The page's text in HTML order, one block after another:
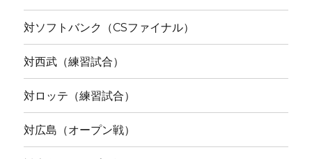
対ソフトバンク（CSファイナル）
対西武（練習試合）
対ロッテ（練習試合）
対広島（オープン戦）